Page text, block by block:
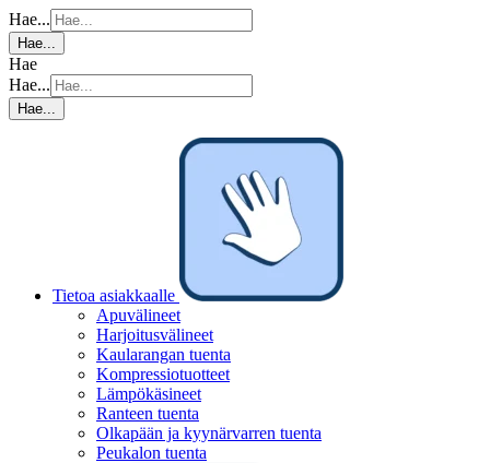
Hae...
Hae...
Hae
Hae...
Hae...
Tietoa asiakkaalle
Apuvälineet
Harjoitusvälineet
Kaularangan tuenta
Kompressiotuotteet
Lämpökäsineet
Ranteen tuenta
Olkapään ja kyynärvarren tuenta
Peukalon tuenta